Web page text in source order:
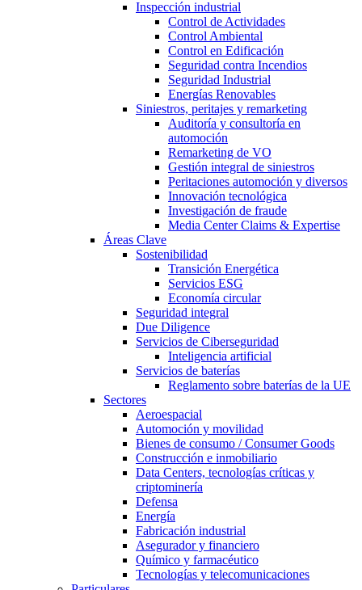
Inspección industrial
Control de Actividades
Control Ambiental
Control en Edificación
Seguridad contra Incendios
Seguridad Industrial
Energías Renovables
Siniestros, peritajes y remarketing
Auditoría y consultoría en
automoción
Remarketing de VO
Gestión integral de siniestros
Peritaciones automoción y diversos
Innovación tecnológica
Investigación de fraude
Media Center Claims & Expertise
Áreas Clave
Sostenibilidad
Transición Energética
Servicios ESG
Economía circular
Seguridad integral
Due Diligence
Servicios de Ciberseguridad
Inteligencia artificial
Servicios de baterías
Reglamento sobre baterías de la UE
Sectores
Aeroespacial
Automoción y movilidad
Bienes de consumo / Consumer Goods
Construcción e inmobiliario
Data Centers, tecnologías críticas y
criptominería
Defensa
Energía
Fabricación industrial
Asegurador y financiero
Químico y farmacéutico
Tecnologías y telecomunicaciones